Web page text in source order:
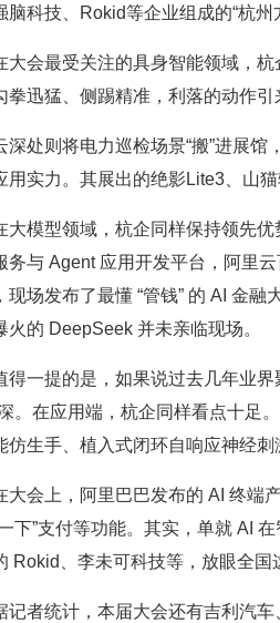
脑科技、Rokid等企业组成的“杭州
大会最受关注的具身智能领域，
拳迅猛、侧踢精准，利落的动作
深处则将电力巡检场景“搬”进展
用实力。其展出的绝影Lite3、山
大模型领域，杭企同样保持领先
务与 Agent 应用开发平台，阿里
现场发布了最懂 “管钱” 的 AI 金
火的 DeepSeek 并未亲临现场。
得一提的是，如果说过去几年业界
。在应用端，杭企同样看点十足
仿生手、植入式闭环自响应神经
大会上，阿里巴巴发布的 AI 终端
下”支付等功能。其实，单就 AI
Rokid、李未可科技等，放眼全国
记者统计，本届大会还有吉利汽